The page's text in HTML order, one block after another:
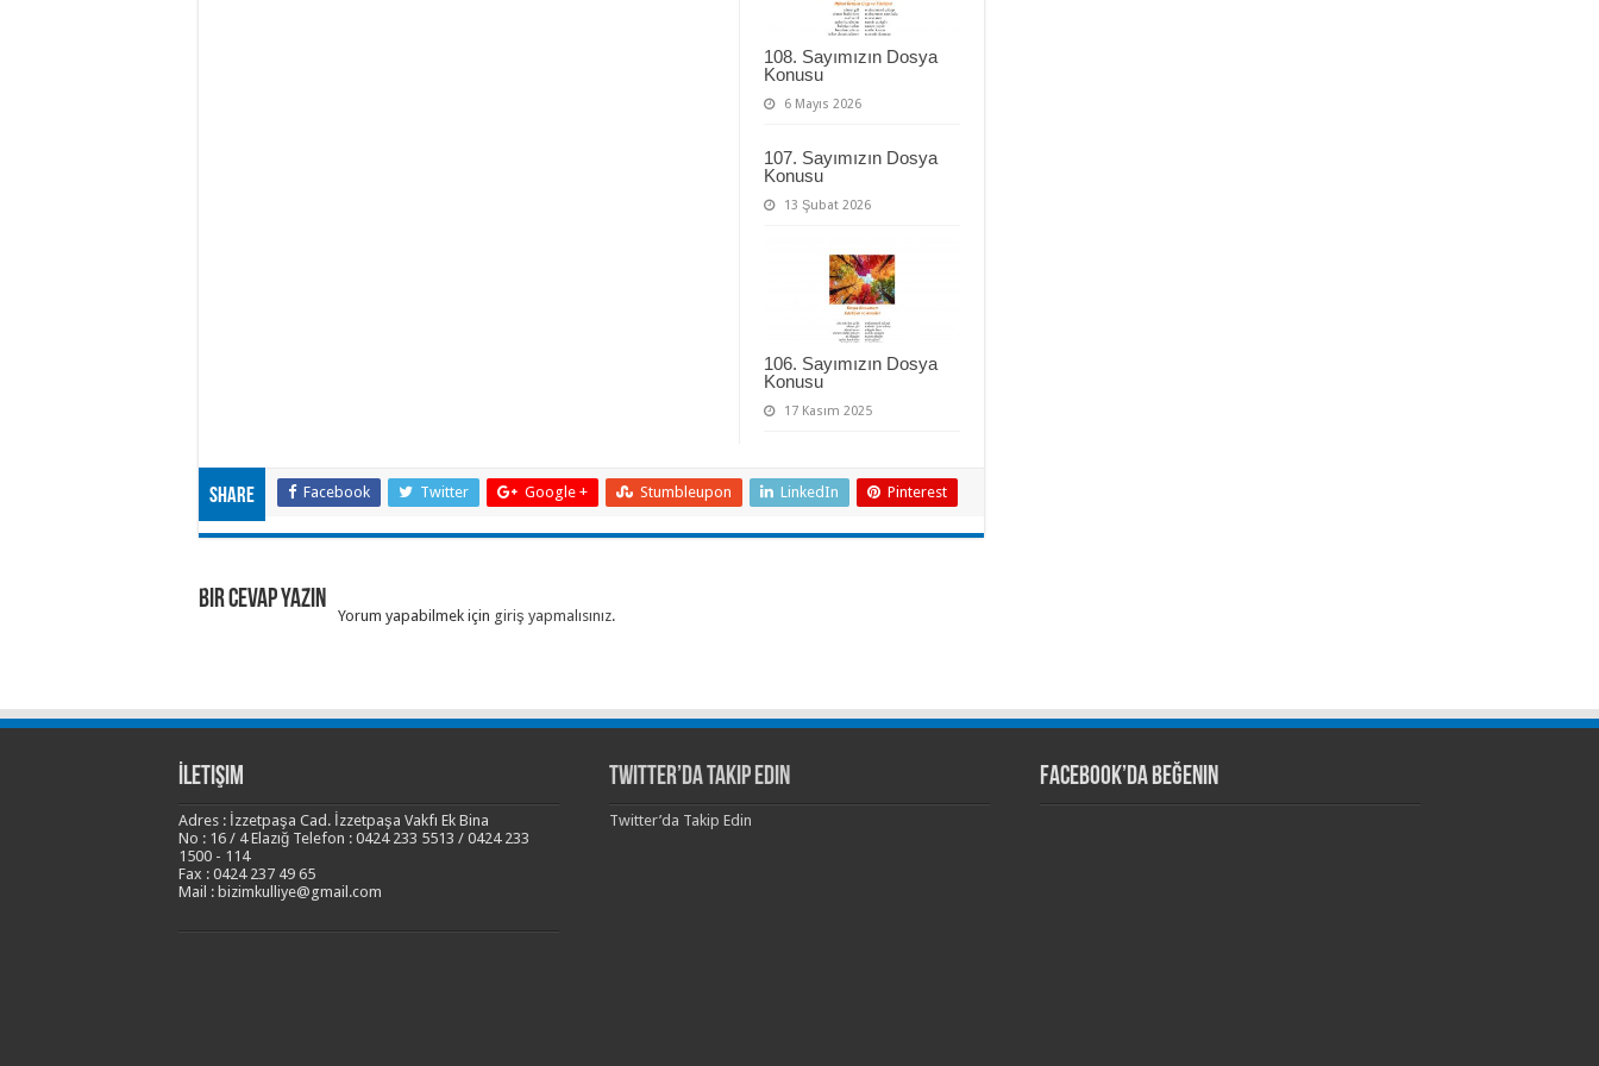
108. Sayımızın Dosya
Konusu
6 Mayıs 2026
107. Sayımızın Dosya
Konusu
13 Şubat 2026
106. Sayımızın Dosya
Konusu
17 Kasım 2025
Share Facebook Twitter Google + Stumbleupon LinkedIn Pinterest
Bir Cevap Yazın
Yorum yapabilmek için giriş yapmalısınız.
İletişim
Adres : İzzetpaşa Cad. İzzetpaşa Vakfı Ek Bina
No : 16 / 4 Elazığ Telefon : 0424 233 5513 / 0424 233
1500 - 114
Fax : 0424 237 49 65
Mail : bizimkulliye@gmail.com
Twitter’da Takip Edin
Twitter’da Takip Edin
Facebook’da Beğenin